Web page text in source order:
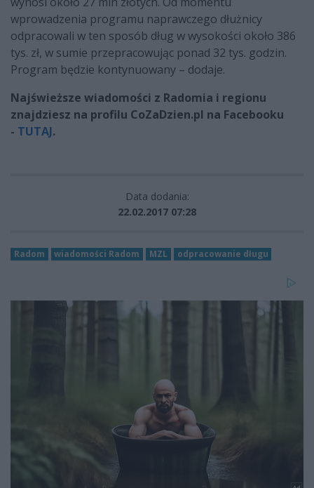
wprowadzenia programu naprawczego dłużnicy
odpracowali w ten sposób dług w wysokości około 386
tys. zł, w sumie przepracowując ponad 32 tys. godzin.
Program będzie kontynuowany – dodaje.
Najświeższe wiadomości z Radomia i regionu
znajdziesz na profilu CoZaDzien.pl na Facebooku
- TUTAJ.
Data dodania:
22.02.2017 07:28
Radom wiadomości Radom MZL odpracowanie długu